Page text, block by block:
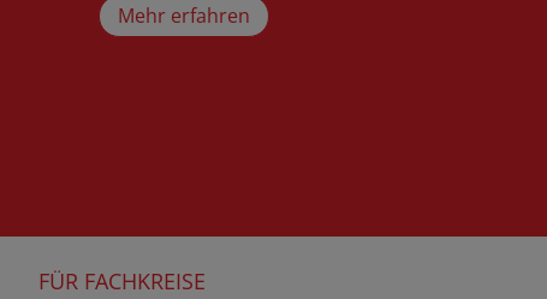
Mehr erfahren
FÜR FACHKREISE